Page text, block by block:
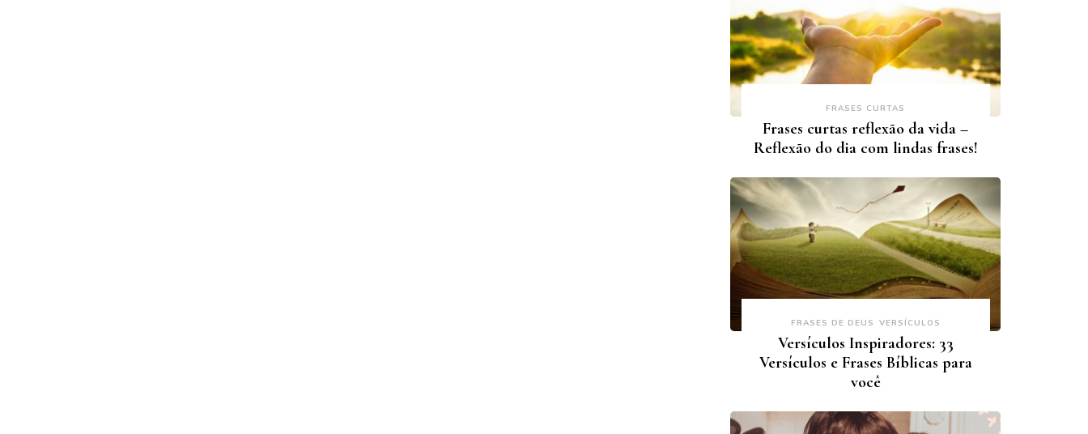
FRASES CURTAS
Frases curtas reflexão da vida –
Reflexão do dia com lindas frases!
FRASES DE DEUS VERSÍCULOS
Versículos Inspiradores: 33
Versículos e Frases Bíblicas para
você